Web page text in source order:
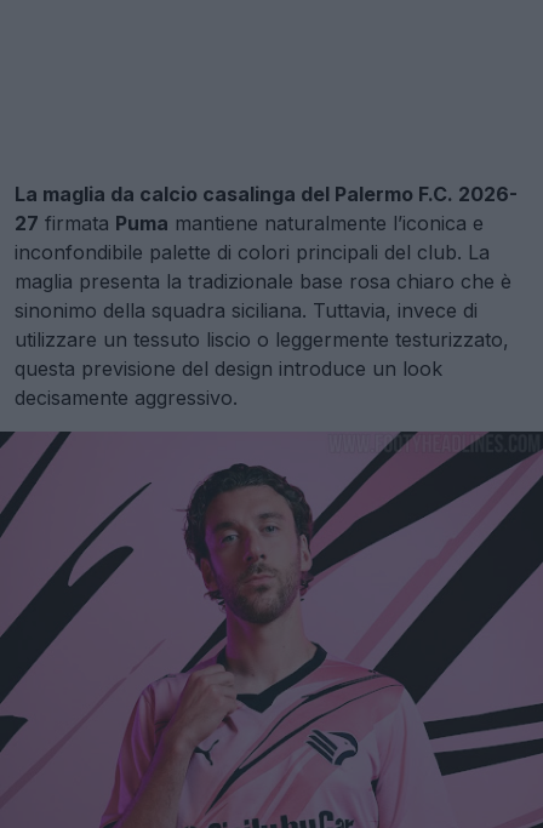
La maglia da calcio casalinga del Palermo F.C. 2026-
27 firmata Puma mantiene naturalmente l’iconica e
inconfondibile palette di colori principali del club. La
maglia presenta la tradizionale base rosa chiaro che è
sinonimo della squadra siciliana. Tuttavia, invece di
utilizzare un tessuto liscio o leggermente testurizzato,
questa previsione del design introduce un look
decisamente aggressivo.